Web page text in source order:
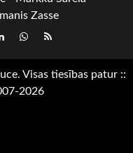
Zasse
whatsapp
RSS
Visas tiesības patur ::
2026